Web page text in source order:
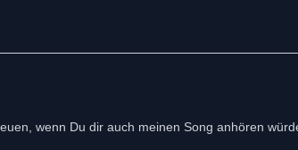
wenn Du dir auch meinen Song anhören